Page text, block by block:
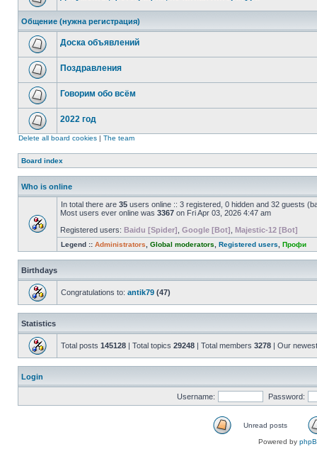
Общение (нужна регистрация)
Доска объявлений
Поздравления
Говорим обо всём
2022 год
Delete all board cookies | The team
Board index
Who is online
In total there are 35 users online :: 3 registered, 0 hidden and 32 guests
Most users ever online was 3367 on Fri Apr 03, 2026 4:47 am
Registered users: Baidu [Spider] Google [Bot] Majestic-12 [Bot]
Legend :: Administrators Global moderators Registered users Профи
Birthdays
Congratulations to: antik79 (47)
Statistics
Total posts 145128 | Total topics 29248 | Total members 3278 | Our
Login
Username: Password:
Unread posts
Powered by